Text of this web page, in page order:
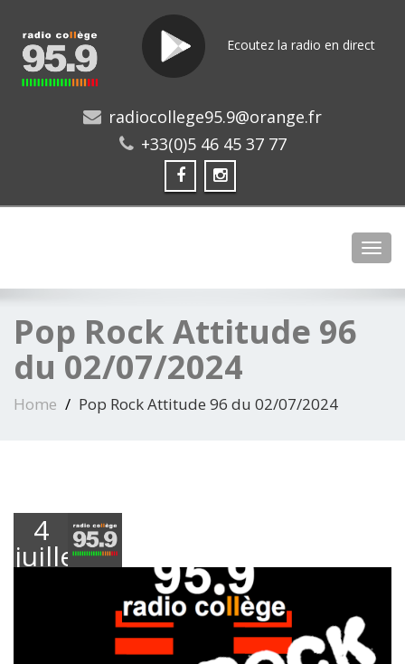
Ecoutez la radio en direct
radiocollege95.9@orange.fr
+33(0)5 46 45 37 77
Pop Rock Attitude 96
du 02/07/2024
Home Pop Rock Attitude 96 du 02/07/2024
4
juillet